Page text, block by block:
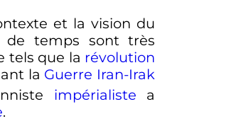
et la vision du
de temps sont très
tels que la révolution
la Guerre Iran-Irak
impérialiste a
.